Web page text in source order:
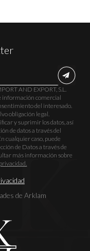
AND EXPORT, S.L.
información comercial
del interesado.
obligación legal.
y suprimir los datos, así
de datos a través del
cualquier caso, puede
de Datos a través de
más información sobre
de Arklam